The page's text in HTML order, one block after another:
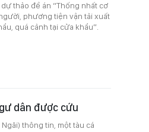
thảo đề án “Thống nhất cơ
phương tiện vận tải xuất
quá cảnh tại cửa khẩu”.
dân được cứu
thông tin, một tàu cá